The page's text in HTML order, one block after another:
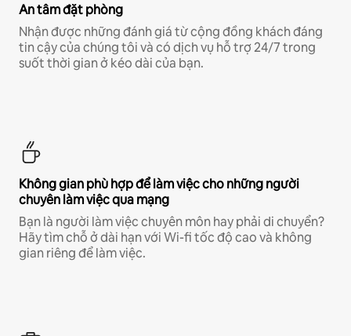
An tâm đặt phòng
Nhận được những đánh giá từ cộng đồng khách đáng
tin cậy của chúng tôi và có dịch vụ hỗ trợ 24/7 trong
suốt thời gian ở kéo dài của bạn.
Không gian phù hợp để làm việc cho những người
chuyên làm việc qua mạng
Bạn là người làm việc chuyên môn hay phải di chuyển?
Hãy tìm chỗ ở dài hạn với Wi-fi tốc độ cao và không
gian riêng để làm việc.